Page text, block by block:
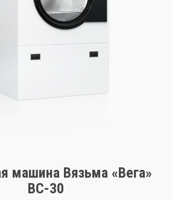
машина Вязьма «Вега»
ВС-30